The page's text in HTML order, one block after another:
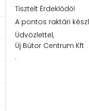
Tisztelt Érdeklődő!
A pontos raktári
Üdvözlettel,
Új Bútor Centrum Kft
.